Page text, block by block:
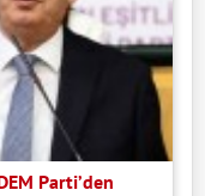
Parti’den